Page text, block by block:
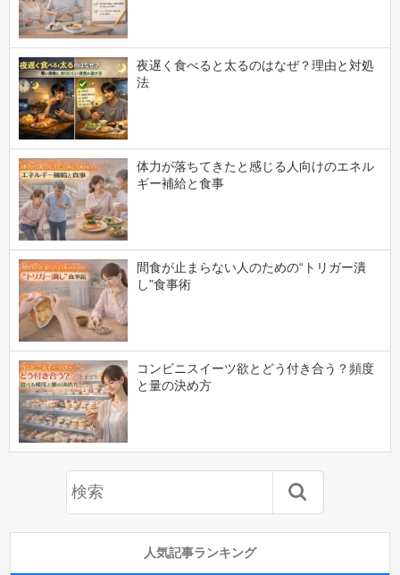
夜遅く食べると太るのはなぜ？理由と対処
法
体力が落ちてきたと感じる人向けのエネル
ギー補給と食事
間食が止まらない人のための“トリガー潰
し”食事術
コンビニスイーツ欲とどう付き合う？頻度
と量の決め方
人気記事ランキング